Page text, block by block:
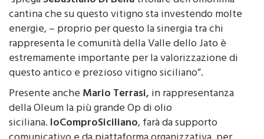
cantina che su questo vitigno sta investendo molte
energie, – proprio per questo la sinergia tra chi
rappresenta le comunità della Valle dello Jato è
estremamente importante per la valorizzazione di
questo antico e prezioso vitigno siciliano”.
Presente ancheMario Terrasi,in rappresentanza
della Oleum la più grande Op di olio
siciliana.IoComproSiciliano, farà da supporto